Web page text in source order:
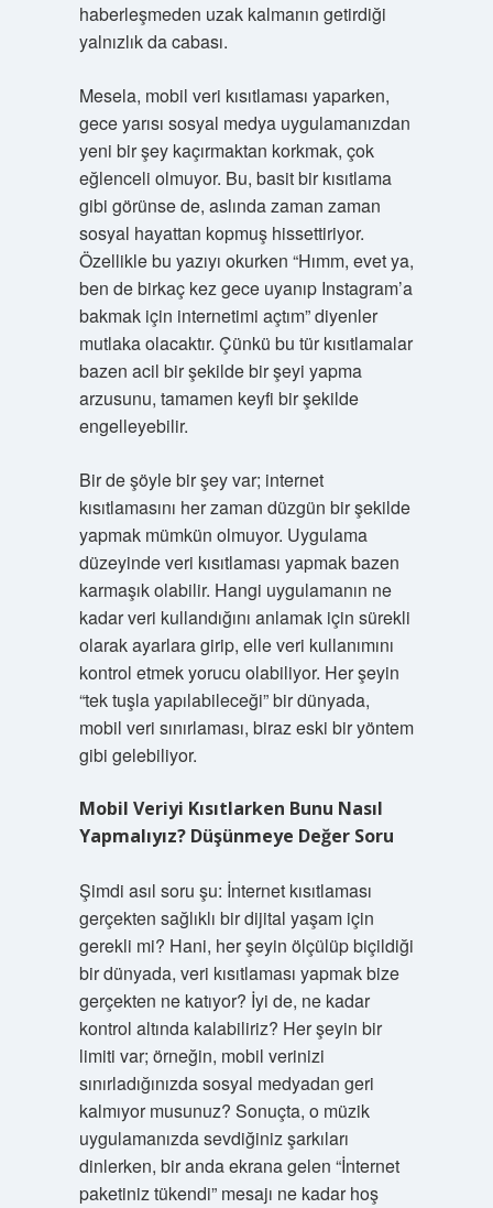
haberleşmeden uzak kalmanın getirdiği
yalnızlık da cabası.
Mesela, mobil veri kısıtlaması yaparken,
gece yarısı sosyal medya uygulamanızdan
yeni bir şey kaçırmaktan korkmak, çok
eğlenceli olmuyor. Bu, basit bir kısıtlama
gibi görünse de, aslında zaman zaman
sosyal hayattan kopmuş hissettiriyor.
Özellikle bu yazıyı okurken “Hımm, evet ya,
ben de birkaç kez gece uyanıp Instagram’a
bakmak için internetimi açtım” diyenler
mutlaka olacaktır. Çünkü bu tür kısıtlamalar
bazen acil bir şekilde bir şeyi yapma
arzusunu, tamamen keyfi bir şekilde
engelleyebilir.
Bir de şöyle bir şey var; internet
kısıtlamasını her zaman düzgün bir şekilde
yapmak mümkün olmuyor. Uygulama
düzeyinde veri kısıtlaması yapmak bazen
karmaşık olabilir. Hangi uygulamanın ne
kadar veri kullandığını anlamak için sürekli
olarak ayarlara girip, elle veri kullanımını
kontrol etmek yorucu olabiliyor. Her şeyin
“tek tuşla yapılabileceği” bir dünyada,
mobil veri sınırlaması, biraz eski bir yöntem
gibi gelebiliyor.
Mobil Veriyi Kısıtlarken Bunu Nasıl
Yapmalıyız? Düşünmeye Değer Soru
Şimdi asıl soru şu: İnternet kısıtlaması
gerçekten sağlıklı bir dijital yaşam için
gerekli mi? Hani, her şeyin ölçülüp biçildiği
bir dünyada, veri kısıtlaması yapmak bize
gerçekten ne katıyor? İyi de, ne kadar
kontrol altında kalabiliriz? Her şeyin bir
limiti var; örneğin, mobil verinizi
sınırladığınızda sosyal medyadan geri
kalmıyor musunuz? Sonuçta, o müzik
uygulamanızda sevdiğiniz şarkıları
dinlerken, bir anda ekrana gelen “İnternet
paketiniz tükendi” mesajı ne kadar hoş